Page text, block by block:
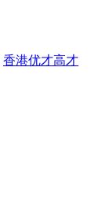
香港优才高才